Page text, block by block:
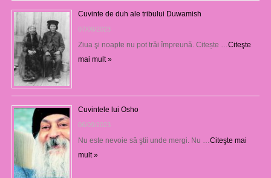
Cuvinte de duh ale tribului Duwamish
07/09/2023
Ziua şi noapte nu pot trăi împreună. Citește … Citeşte
mai mult »
Cuvintele lui Osho
06/09/2023
Nu este nevoie să ştii unde mergi. Nu … Citeşte mai
mult »